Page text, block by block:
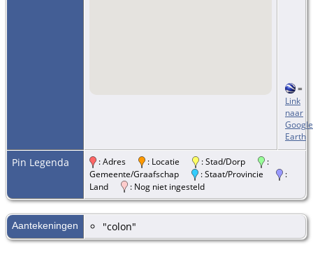
=
Link
naar
Google
Earth
Pin Legenda : Adres : Locatie : Stad/Dorp
:
Gemeente/Graafschap
: Staat/Provincie
:
Land
: Nog niet ingesteld
Aantekeningen "colon"